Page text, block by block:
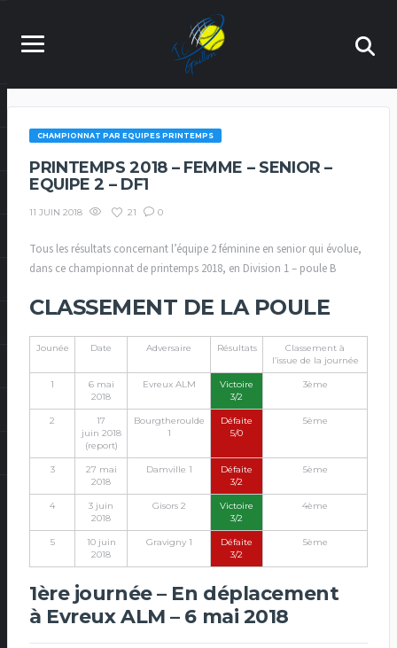
CHAMPIONNAT PAR EQUIPES PRINTEMPS
PRINTEMPS 2018 – FEMME – SENIOR –
EQUIPE 2 – DF1
11 JUIN 2018 21 0
Tous les résultats concernant l’équipe 2 féminine en senior qui évolue,
dans ce championnat de printemps 2018, en Division 1 – poule B
CLASSEMENT DE LA POULE
Jounée Date Adversaire Résultats
Classement à
l’issue de la journée
1
6 mai
2018
Evreux ALM
Victoire
3/2
3ème
2
17
juin 2018
(report)
Bourgtheroulde
1
Défaite
5/0
5ème
3
27 mai
2018
Damville 1
Défaite
3/2
5ème
4
3 juin
2018
Gisors 2
Victoire
3/2
4ème
5
10 juin
2018
Gravigny 1
Défaite
3/2
5ème
1ère journée – En déplacement
à Evreux ALM – 6 mai 2018